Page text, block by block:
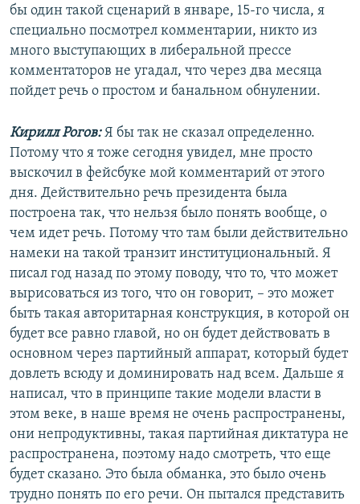
бы один такой сценарий в январе, 15-го числа, я
специально посмотрел комментарии, никто из
много выступающих в либеральной прессе
комментаторов не угадал, что через два месяца
пойдет речь о простом и банальном обнулении.
Кирилл Рогов:Я бы так не сказал определенно.
Потому что я тоже сегодня увидел, мне просто
выскочил в фейсбуке мой комментарий от этого
дня. Действительно речь президента была
построена так, что нельзя было понять вообще, о
чем идет речь. Потому что там были действительно
намеки на такой транзит институциональный. Я
писал год назад по этому поводу, что то, что может
вырисоваться из того, что он говорит, – это может
быть такая авторитарная конструкция, в которой он
будет все равно главой, но он будет действовать в
основном через партийный аппарат, который будет
довлеть всюду и доминировать над всем. Дальше я
написал, что в принципе такие модели власти в
этом веке, в наше время не очень распространены,
они непродуктивны, такая партийная диктатура не
распространена, поэтому надо смотреть, что еще
будет сказано. Это была обманка, это было очень
трудно понять по его речи. Он пытался представить